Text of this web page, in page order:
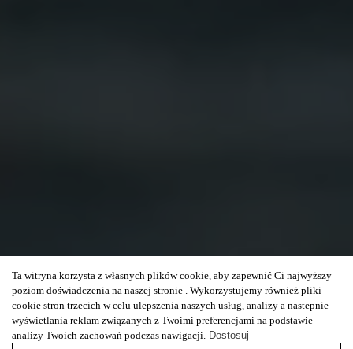
Ta witryna korzysta z własnych plików cookie, aby zapewnić Ci najwyższy
poziom doświadczenia na naszej stronie . Wykorzystujemy również pliki
cookie stron trzecich w celu ulepszenia naszych usług, analizy a nastepnie
wyświetlania reklam związanych z Twoimi preferencjami na podstawie
analizy Twoich zachowań podczas nawigacji. Dostosuj